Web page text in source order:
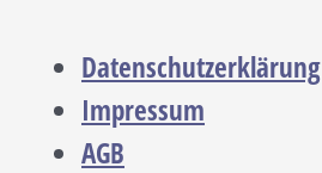
Datenschutzerklärung
Impressum
AGB